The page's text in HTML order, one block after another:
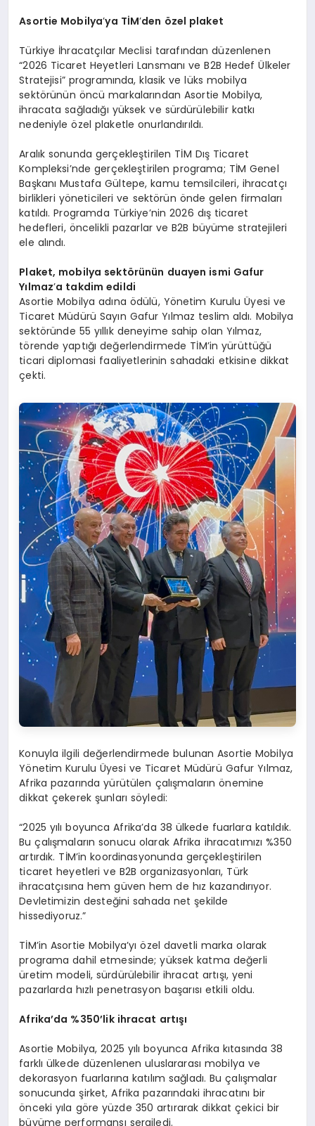
Asortie Mobilya’ya TİM’den özel plaket
Türkiye İhracatçılar Meclisi tarafından düzenlenen
“2026 Ticaret Heyetleri Lansmanı ve B2B Hedef Ülkeler
Stratejisi” programında, klasik ve lüks mobilya
sektörünün öncü markalarından Asortie Mobilya,
ihracata sağladığı yüksek ve sürdürülebilir katkı
nedeniyle özel plaketle onurlandırıldı.
Aralık sonunda gerçekleştirilen TİM Dış Ticaret
Kompleksi’nde gerçekleştirilen programa; TİM Genel
Başkanı Mustafa Gültepe, kamu temsilcileri, ihracatçı
birlikleri yöneticileri ve sektörün önde gelen firmaları
katıldı. Programda Türkiye’nin 2026 dış ticaret
hedefleri, öncelikli pazarlar ve B2B büyüme stratejileri
ele alındı.
Plaket, mobilya sektörünün duayen ismi Gafur
Yılmaz’a takdim edildi
Asortie Mobilya adına ödülü, Yönetim Kurulu Üyesi ve
Ticaret Müdürü Sayın Gafur Yılmaz teslim aldı. Mobilya
sektöründe 55 yıllık deneyime sahip olan Yılmaz,
törende yaptığı değerlendirmede TİM’in yürüttüğü
ticari diplomasi faaliyetlerinin sahadaki etkisine dikkat
çekti.
Konuyla ilgili değerlendirmede bulunan Asortie Mobilya
Yönetim Kurulu Üyesi ve Ticaret Müdürü Gafur Yılmaz,
Afrika pazarında yürütülen çalışmaların önemine
dikkat çekerek şunları söyledi:
“2025 yılı boyunca Afrika’da 38 ülkede fuarlara katıldık.
Bu çalışmaların sonucu olarak Afrika ihracatımızı %350
artırdık. TİM’in koordinasyonunda gerçekleştirilen
ticaret heyetleri ve B2B organizasyonları, Türk
ihracatçısına hem güven hem de hız kazandırıyor.
Devletimizin desteğini sahada net şekilde
hissediyoruz.”
TİM’in Asortie Mobilya’yı özel davetli marka olarak
programa dahil etmesinde; yüksek katma değerli
üretim modeli, sürdürülebilir ihracat artışı, yeni
pazarlarda hızlı penetrasyon başarısı etkili oldu.
Afrika’da %350’lik ihracat artışı
Asortie Mobilya, 2025 yılı boyunca Afrika kıtasında 38
farklı ülkede düzenlenen uluslararası mobilya ve
dekorasyon fuarlarına katılım sağladı. Bu çalışmalar
sonucunda şirket, Afrika pazarındaki ihracatını bir
önceki yıla göre yüzde 350 artırarak dikkat çekici bir
büyüme performansı sergiledi.